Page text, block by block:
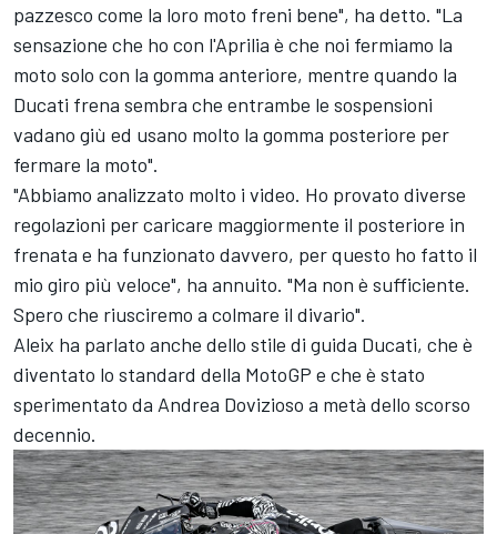
pazzesco come la loro moto freni bene", ha detto. "La
sensazione che ho con l'Aprilia è che noi fermiamo la
moto solo con la gomma anteriore, mentre quando la
Ducati frena sembra che entrambe le sospensioni
vadano giù ed usano molto la gomma posteriore per
fermare la moto".
"Abbiamo analizzato molto i video. Ho provato diverse
regolazioni per caricare maggiormente il posteriore in
frenata e ha funzionato davvero, per questo ho fatto il
mio giro più veloce", ha annuito. "Ma non è sufficiente.
Spero che riusciremo a colmare il divario".
Aleix ha parlato anche dello stile di guida Ducati, che è
diventato lo standard della MotoGP e che è stato
sperimentato da Andrea Dovizioso a metà dello scorso
decennio.